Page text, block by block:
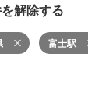
解除する
富士駅